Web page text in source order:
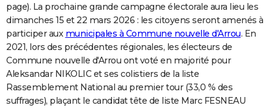
FORUM
Bricolage
Lifestyle
Culture
Sport
Auto
Television
Voyage
Cinema
page). La prochaine grande campagne électorale aura lieu les
dimanches 15 et 22 mars 2026 : les citoyens seront amenés à
participer aux municipales à Commune nouvelle d'Arrou. En
2021, lors des précédentes régionales, les électeurs de
Commune nouvelle d'Arrou ont voté en majorité pour
Aleksandar NIKOLIC et ses colistiers de la liste
Rassemblement National au premier tour (33,0 % des
suffrages), plaçant le candidat tête de liste Marc FESNEAU